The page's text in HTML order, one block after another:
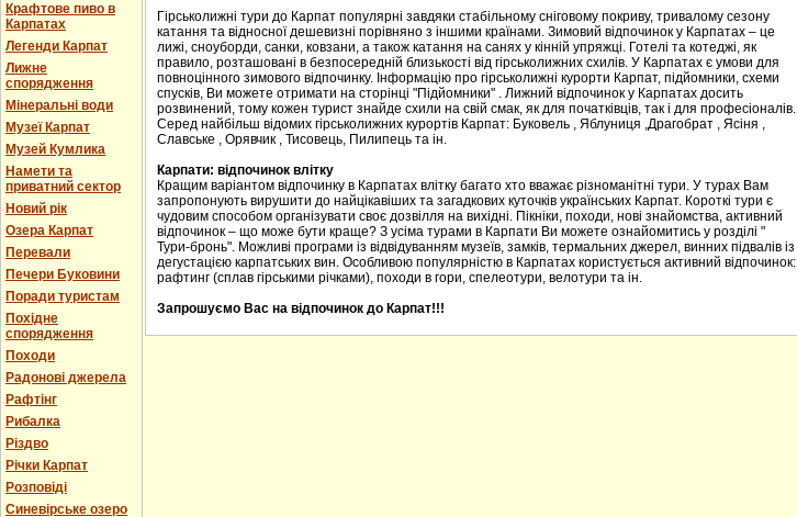
Крафтове пиво в
Карпатах
Легенди Карпат
Лижне
спорядження
Мінеральні води
Музеї Карпат
Музей Кумлика
Намети та
приватний сектор
Новий рік
Озера Карпат
Перевали
Печери Буковини
Поради туристам
Похідне
спорядження
Походи
Радонові джерела
Рафтінг
Рибалка
Різдво
Річки Карпат
Розповіді
Синевірське озеро
Гірськолижні тури до Карпат популярні завдяки стабільному сніговому покриву, тривалому сезону
катання та відносної дешевизні порівняно з іншими країнами. Зимовий відпочинок у Карпатах – це
лижі, сноуборди, санки, ковзани, а також катання на санях у кінній упряжці. Готелі та котеджі, як
правило, розташовані в безпосередній близькості від гірськолижних схилів. У Карпатах є умови для
повноцінного зимового відпочинку. Інформацію про гірськолижні курорти Карпат, підйомники, схеми
спусків, Ви можете отримати на сторінці "Підйомники" . Лижний відпочинок у Карпатах досить
розвинений, тому кожен турист знайде схили на свій смак, як для початківців, так і для професіоналів.
Серед найбільш відомих гірськолижних курортів Карпат: Буковель , Яблуниця ,Драгобрат , Ясіня ,
Славське , Орявчик , Тисовець, Пилипець та ін.
Карпати: відпочинок влітку
Кращим варіантом відпочинку в Карпатах влітку багато хто вважає різноманітні тури. У турах Вам
запропонують вирушити до найцікавіших та загадкових куточків українських Карпат. Короткі тури є
чудовим способом організувати своє дозвілля на вихідні. Пікніки, походи, нові знайомства, активний
відпочинок – що може бути краще? З усіма турами в Карпати Ви можете ознайомитись у розділі "
Тури-бронь". Можливі програми із відвідуванням музеїв, замків, термальних джерел, винних підвалів із
дегустацією карпатських вин. Особливою популярністю в Карпатах користується активний відпочинок:
рафтинг (сплав гірськими річками), походи в гори, спелеотури, велотури та ін.
Запрошуємо Вас на відпочинок до Карпат!!!